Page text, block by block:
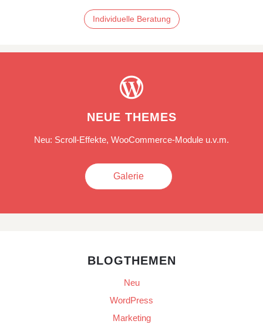
Individuelle Beratung

NEUE THEMES
Neu: Scroll-Effekte, WooCommerce-Module u.v.m.
Galerie
BLOGTHEMEN
Neu
WordPress
Marketing